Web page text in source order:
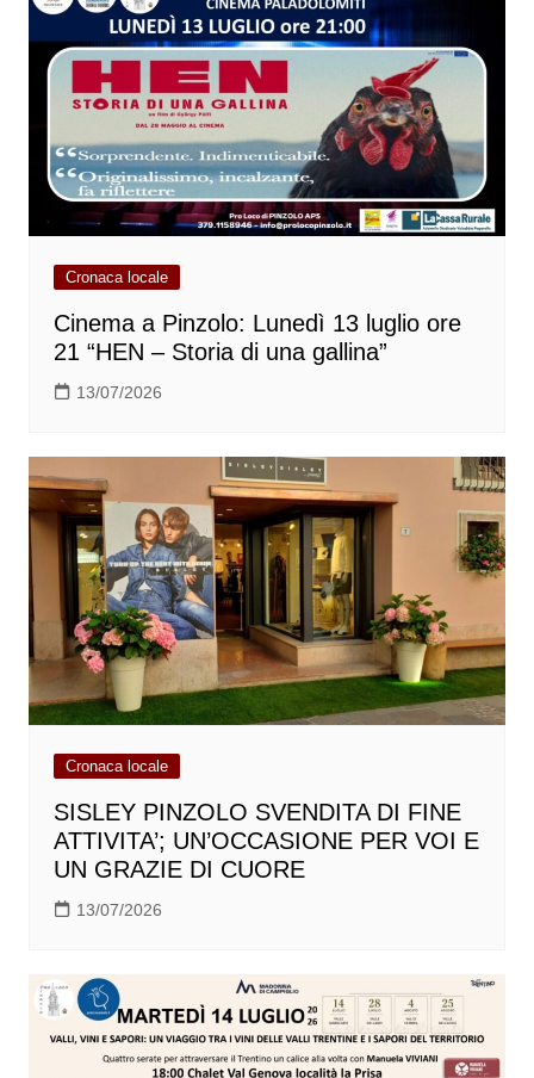
Cronaca locale
Cinema a Pinzolo: Lunedì 13 luglio ore
21 “HEN – Storia di una gallina”
13/07/2026
Cronaca locale
SISLEY PINZOLO SVENDITA DI FINE
ATTIVITA’; UN’OCCASIONE PER VOI E
UN GRAZIE DI CUORE
13/07/2026